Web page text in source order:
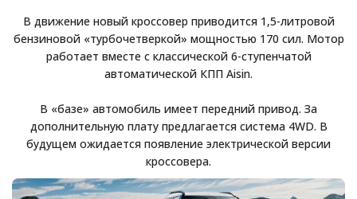
В движение новый кроссовер приводится 1,5-литровой
бензиновой «турбочетверкой» мощностью 170 сил. Мотор
работает вместе с классической 6-ступенчатой
автоматической КПП Aisin.
В «базе» автомобиль имеет передний привод. За
дополнительную плату предлагается система 4WD. В
будущем ожидается появление электрической версии
кроссовера.